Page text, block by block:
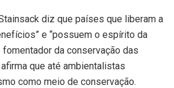
diz que países que liberam a
e “possuem o espírito da
da conservação das
que até ambientalistas
como meio de conservação.